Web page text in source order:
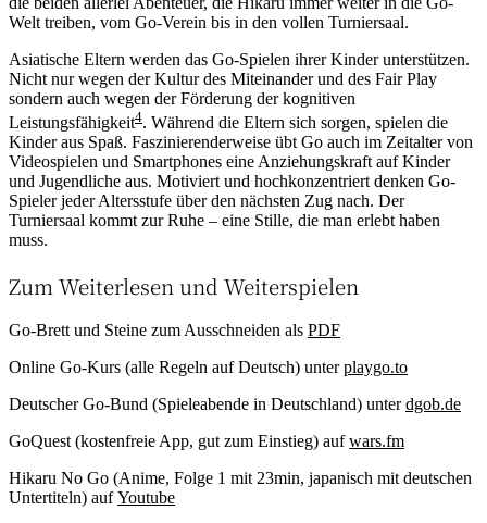
Welt treiben, vom Go-Verein bis in den vollen Turniersaal.
Asiatische Eltern werden das Go-Spielen ihrer Kinder unterstützen.
Nicht nur wegen der Kultur des Miteinander und des Fair Play
sondern auch wegen der Förderung der kognitiven
Leistungsfähigkeit4. Während die Eltern sich sorgen, spielen die
Kinder aus Spaß. Faszinierenderweise übt Go auch im Zeitalter von
Videospielen und Smartphones eine Anziehungskraft auf Kinder
und Jugendliche aus. Motiviert und hochkonzentriert denken Go-
Spieler jeder Altersstufe über den nächsten Zug nach. Der
Turniersaal kommt zur Ruhe – eine Stille, die man erlebt haben
muss.
Zum Weiterlesen und Weiterspielen
Go-Brett und Steine zum Ausschneiden als PDF
Online Go-Kurs (alle Regeln auf Deutsch) unterplaygo.to
Deutscher Go-Bund (Spieleabende in Deutschland) unterdgob.de
GoQuest (kostenfreie App, gut zum Einstieg) aufwars.fm
Hikaru No Go (Anime, Folge 1 mit 23min, japanisch mit deutschen
Untertiteln) aufYoutube